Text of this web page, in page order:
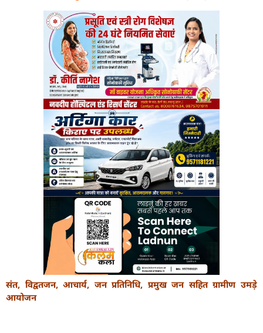
संत, विद्वतजन, आचार्य, जन प्रतिनिधि, प्रमुख जन सहित ग्रामीण उमड़े
आयोजन